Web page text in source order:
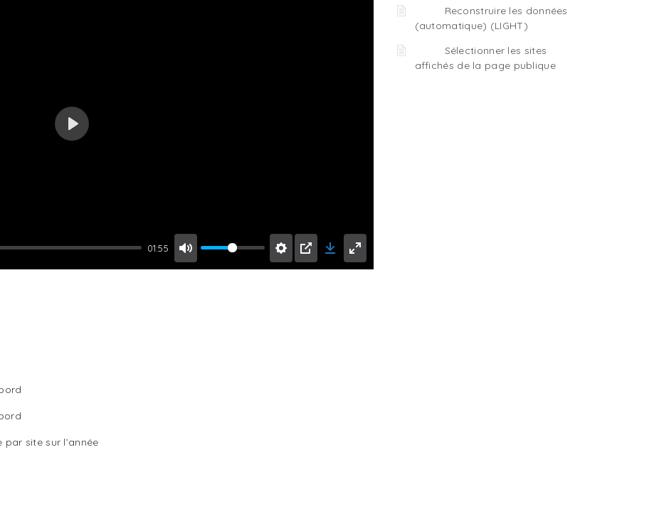
01:55
Play
site sur l’année
Reconstruire les données
(automatique) (LIGHT)
Sélectionner les sites
affichés de la page publique